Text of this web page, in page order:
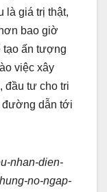
là giá trị thật,
bao giờ
tạo ấn tượng
việc xây
đầu tư cho tri
đường dẫn tới
nhan-dien-
no-ngap-